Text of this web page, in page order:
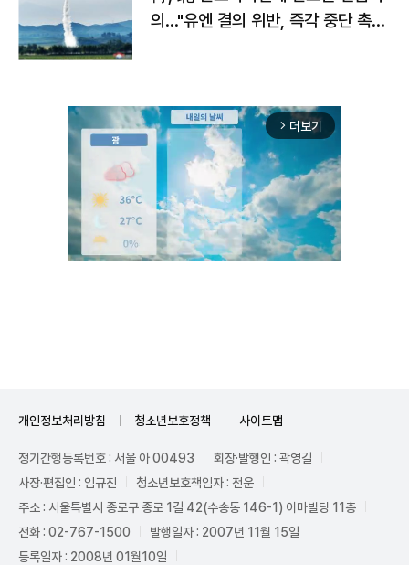
의…"유엔 결의 위반, 즉각 중단 촉
arrow_forward_ios 더보기
개인정보처리방침 청소년보호정책 사이트맵
정기간행등록번호 : 서울 아 00493
회장·발행인 : 곽영길
사장·편집인 : 임규진
청소년보호책임자 : 전운
주소 : 서울특별시 종로구 종로 1길 42(수송동 146-1) 이마빌딩 11층
전화 : 02-767-1500
발행일자 : 2007년 11월 15일
등록일자 : 2008년 01월10일